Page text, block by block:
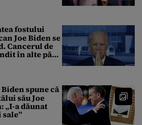
fostului
Joe Biden se
Cancerul de
în alte părți
spune că
său Joe
„I-a dăunat